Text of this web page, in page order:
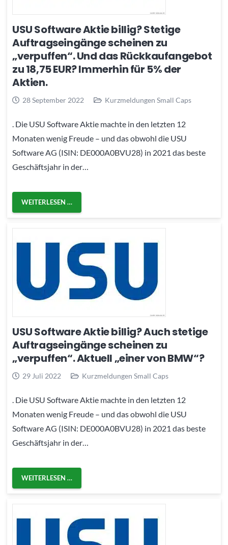
USU Software Aktie billig? Stetige
Auftragseingänge scheinen zu
„verpuffen“. Und das Rückkaufangebot
zu 18,75 EUR? Immerhin für 5% der
Aktien.
28 September 2022 Kurzmeldungen Small Caps
. Die USU Software Aktie machte in den letzten 12
Monaten wenig Freude – und das obwohl die USU
Software AG (ISIN: DE000A0BVU28) in 2021 das beste
Geschäftsjahr in der…
WEITERLESEN …
USU Software Aktie billig? Auch stetige
Auftragseingänge scheinen zu
„verpuffen“. Aktuell „einer von BMW“?
29 Juli 2022 Kurzmeldungen Small Caps
. Die USU Software Aktie machte in den letzten 12
Monaten wenig Freude – und das obwohl die USU
Software AG (ISIN: DE000A0BVU28) in 2021 das beste
Geschäftsjahr in der…
WEITERLESEN …